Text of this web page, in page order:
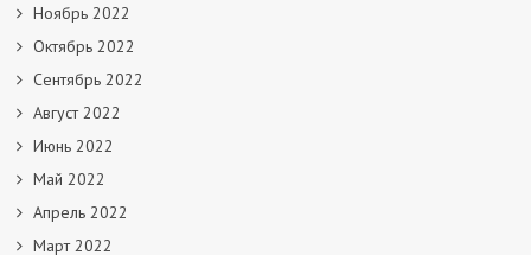
Ноябрь 2022
Октябрь 2022
Сентябрь 2022
Август 2022
Июнь 2022
Май 2022
Апрель 2022
Март 2022